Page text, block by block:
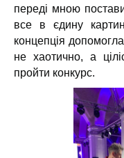
переді мною
все в єдину
концепція
не хаотично, а
пройти конкурс.